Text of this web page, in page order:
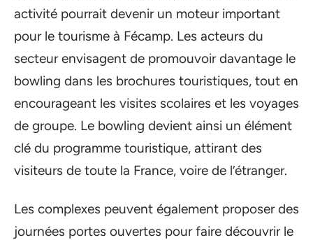
activité pourrait devenir un moteur important
pour le tourisme à Fécamp. Les acteurs du
secteur envisagent de promouvoir davantage le
bowling dans les brochures touristiques, tout en
encourageant les visites scolaires et les voyages
de groupe. Le bowling devient ainsi un élément
clé du programme touristique, attirant des
visiteurs de toute la France, voire de l’étranger.
Les complexes peuvent également proposer des
journées portes ouvertes pour faire découvrir le